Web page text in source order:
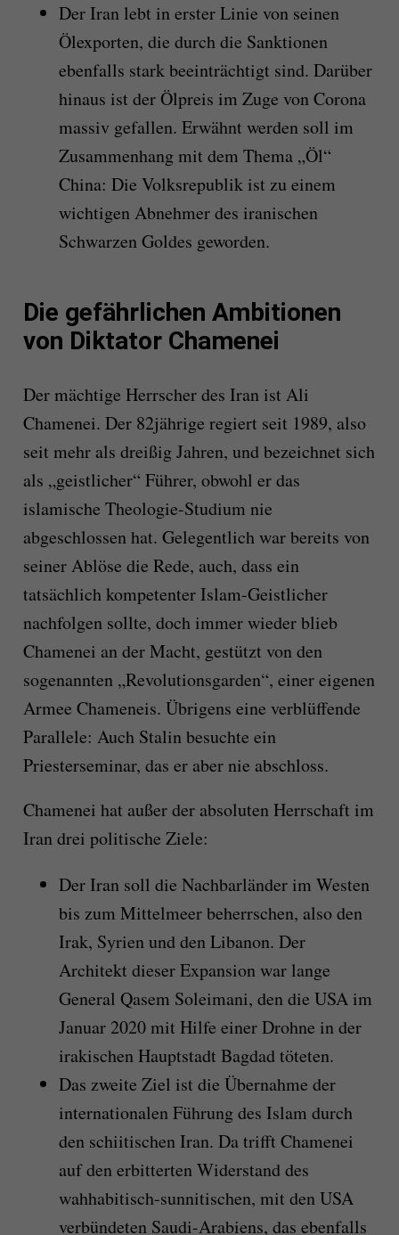
Der Iran lebt in erster Linie von seinen
Ölexporten, die durch die Sanktionen
ebenfalls stark beeinträchtigt sind. Darüber
hinaus ist der Ölpreis im Zuge von Corona
massiv gefallen. Erwähnt werden soll im
Zusammenhang mit dem Thema „Öl“
China: Die Volksrepublik ist zu einem
wichtigen Abnehmer des iranischen
Schwarzen Goldes geworden.
Die gefährlichen Ambitionen
von Diktator Chamenei
Der mächtige Herrscher des Iran ist Ali
Chamenei. Der 82jährige regiert seit 1989, also
seit mehr als dreißig Jahren, und bezeichnet sich
als „geistlicher“ Führer, obwohl er das
islamische Theologie-Studium nie
abgeschlossen hat. Gelegentlich war bereits von
seiner Ablöse die Rede, auch, dass ein
tatsächlich kompetenter Islam-Geistlicher
nachfolgen sollte, doch immer wieder blieb
Chamenei an der Macht, gestützt von den
sogenannten „Revolutionsgarden“, einer eigenen
Armee Chameneis. Übrigens eine verblüffende
Parallele: Auch Stalin besuchte ein
Priesterseminar, das er aber nie abschloss.
Chamenei hat außer der absoluten Herrschaft im
Iran drei politische Ziele:
Der Iran soll die Nachbarländer im Westen
bis zum Mittelmeer beherrschen, also den
Irak, Syrien und den Libanon. Der
Architekt dieser Expansion war lange
General Qasem Soleimani, den die USA im
Januar 2020 mit Hilfe einer Drohne in der
irakischen Hauptstadt Bagdad töteten.
Das zweite Ziel ist die Übernahme der
internationalen Führung des Islam durch
den schiitischen Iran. Da trifft Chamenei
auf den erbitterten Widerstand des
wahhabitisch-sunnitischen, mit den USA
verbündeten Saudi-Arabiens, das ebenfalls